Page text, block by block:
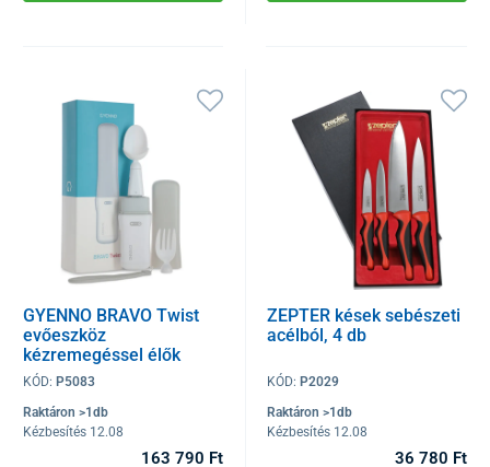
GYENNO BRAVO Twist
evőeszköz
kézremegéssel élők
számára
KÓD: P5083
Raktáron >1db
Kézbesítés 12.08
163 790 Ft
ZEPTER kések sebészeti
acélból, 4 db
KÓD:P2029
Raktáron >1db
Kézbesítés 12.08
36 780 Ft